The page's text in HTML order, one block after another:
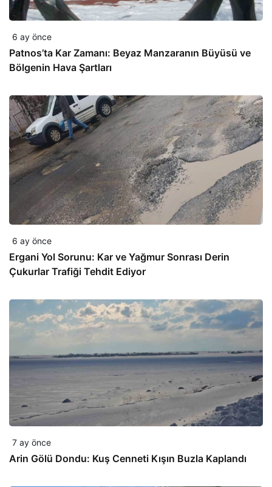
6 ay önce
Patnos’ta Kar Zamanı: Beyaz Manzaranın Büyüsü ve
Bölgenin Hava Şartları
6 ay önce
Ergani Yol Sorunu: Kar ve Yağmur Sonrası Derin
Çukurlar Trafiği Tehdit Ediyor
7 ay önce
Arin Gölü Dondu: Kuş Cenneti Kışın Buzla Kaplandı